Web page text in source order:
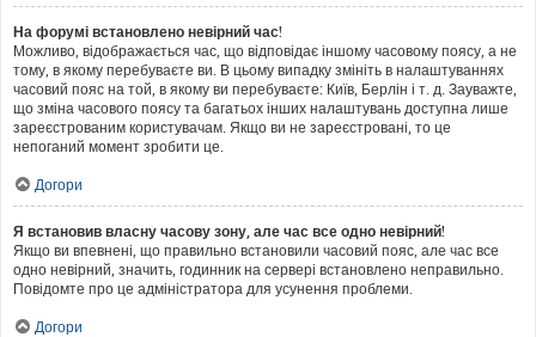
На форумі встановлено невірний час!
Можливо, відображається час, що відповідає іншому часовому поясу, а не
тому, в якому перебуваєте ви. В цьому випадку змініть в налаштуваннях
часовий пояс на той, в якому ви перебуваєте: Київ, Берлін і т. д. Зауважте,
що зміна часового поясу та багатьох інших налаштувань доступна лише
зареєстрованим користувачам. Якщо ви не зареєстровані, то це
непоганий момент зробити це.
Догори
Я встановив власну часову зону, але час все одно невірний!
Якщо ви впевнені, що правильно встановили часовий пояс, але час все
одно невірний, значить, годинник на сервері встановлено неправильно.
Повідомте про це адміністратора для усунення проблеми.
Догори